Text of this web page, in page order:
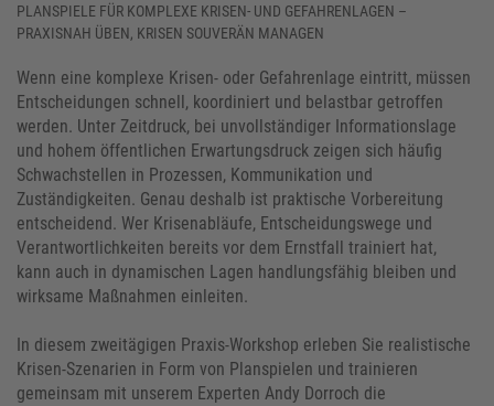
​​PLANSPIELE FÜR KOMPLEXE KRISEN- UND GEFAHRENLAGEN –
PRAXISNAH ÜBEN, KRISEN SOUVERÄN MANAGEN​
Wenn eine komplexe Krisen- oder Gefahrenlage eintritt, müssen
Entscheidungen schnell, koordiniert und belastbar getroffen
werden. Unter Zeitdruck, bei unvollständiger Informationslage
und hohem öffentlichen Erwartungsdruck zeigen sich häufig
Schwachstellen in Prozessen, Kommunikation und
Zuständigkeiten. Genau deshalb ist praktische Vorbereitung
entscheidend. Wer Krisenabläufe, Entscheidungswege und
Verantwortlichkeiten bereits vor dem Ernstfall trainiert hat,
kann auch in dynamischen Lagen handlungsfähig bleiben und
wirksame Maßnahmen einleiten.
In diesem zweitägigen Praxis-Workshop erleben Sie realistische
Krisen-Szenarien in Form von Planspielen und trainieren
gemeinsam mit unserem Experten Andy Dorroch die